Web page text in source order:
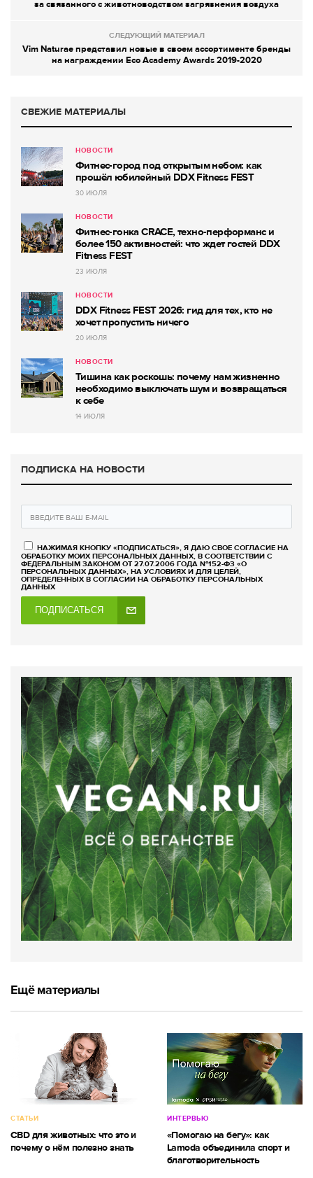
за связанного с животноводством загрязнения воздуха
СЛЕДУЮЩИЙ МАТЕРИАЛ
Vim Naturae представил новые в своем ассортименте бренды
на награждении Eco Academy Awards 2019-2020
СВЕЖИЕ МАТЕРИАЛЫ
НОВОСТИ
Фитнес-город под открытым небом: как
прошёл юбилейный DDX Fitness FEST
30 ИЮЛЯ
НОВОСТИ
Фитнес-гонка CRACE, техно-перформанс и
более 150 активностей: что ждет гостей DDX
Fitness FEST
23 ИЮЛЯ
НОВОСТИ
DDX Fitness FEST 2026: гид для тех, кто не
хочет пропустить ничего
20 ИЮЛЯ
НОВОСТИ
Тишина как роскошь: почему нам жизненно
необходимо выключать шум и возвращаться
к себе
14 ИЮЛЯ
ПОДПИСКА НА НОВОСТИ
НАЖИМАЯ КНОПКУ «ПОДПИСАТЬСЯ», Я ДАЮ СВОЕ СОГЛАСИЕ НА
ОБРАБОТКУ МОИХ ПЕРСОНАЛЬНЫХ ДАННЫХ, В СООТВЕТСТВИИ С
ФЕДЕРАЛЬНЫМ ЗАКОНОМ ОТ 27.07.2006 ГОДА №152-ФЗ «О
ПЕРСОНАЛЬНЫХ ДАННЫХ», НА УСЛОВИЯХ И ДЛЯ ЦЕЛЕЙ,
ОПРЕДЕЛЕННЫХ В СОГЛАСИИ НА ОБРАБОТКУ ПЕРСОНАЛЬНЫХ
ДАННЫХ
ПОДПИСАТЬСЯ
Ещё материалы
СТАТЬИ
CBD для животных: что это и
почему о нём полезно знать
ИНТЕРВЬЮ
«Помогаю на бегу»: как
Lamoda объединила спорт и
благотворительность